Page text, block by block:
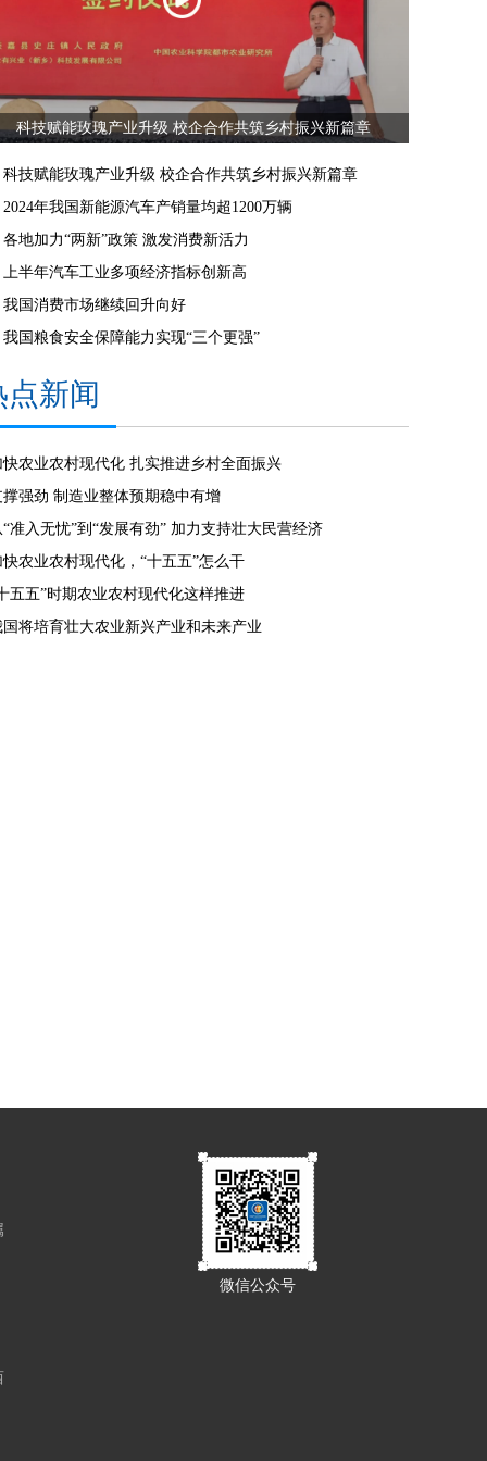
科技赋能玫瑰产业升级 校企合作共筑乡村振兴新篇章
科技赋能玫瑰产业升级 校企合作共筑乡村振兴新篇章
2024年我国新能源汽车产销量均超1200万辆
各地加力“两新”政策 激发消费新活力
上半年汽车工业多项经济指标创新高
我国消费市场继续回升向好
我国粮食安全保障能力实现“三个更强”
点新闻
快农业农村现代化 扎实推进乡村全面振兴
撑强劲 制造业整体预期稳中有增
“准入无忧”到“发展有劲” 加力支持壮大民营经济
快农业农村现代化，“十五五”怎么干
五五”时期农业农村现代化这样推进
国将培育壮大农业新兴产业和未来产业
微信公众号